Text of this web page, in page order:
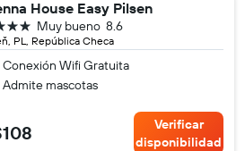
House Easy Pilsen
PL, República Checa
8.6
Muy bueno
Conexión Wifi Gratuita
Admite mascotas
Verificar
disponibilidad